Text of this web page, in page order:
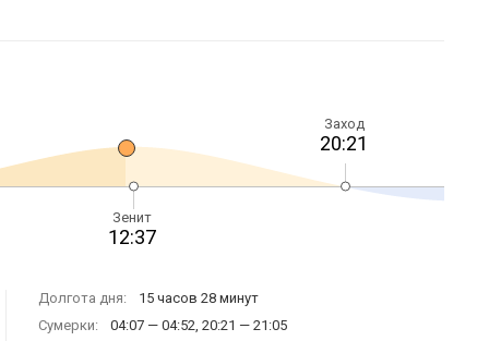
Заход
20:21
Зенит
12:37
Долгота дня:
15 часов 28 минут
Сумерки:
04:07 — 04:52, 20:21 — 21:05